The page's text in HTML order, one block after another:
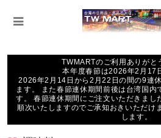
TWMARTのご利用ありがと
本年度春節は2026年2月17
2026年2月14日から2月22日の間の9連
ます。 また春節連休期間前後は台湾国内
す。 春節連休期間にご注文いただきまし
順次いたしますのでご承知おきいただけ
します。